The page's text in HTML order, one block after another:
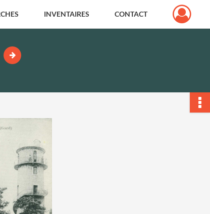
INVENTAIRES CONTACT